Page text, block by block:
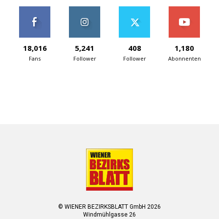
18,016
Fans
5,241
Follower
408
Follower
1,180
Abonnenten
© WIENER BEZIRKSBLATT GmbH 2026
Windmühlgasse 26